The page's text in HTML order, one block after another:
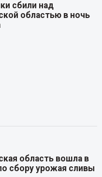
сбили над
областью в ночь
область вошла в
сбору урожая сливы